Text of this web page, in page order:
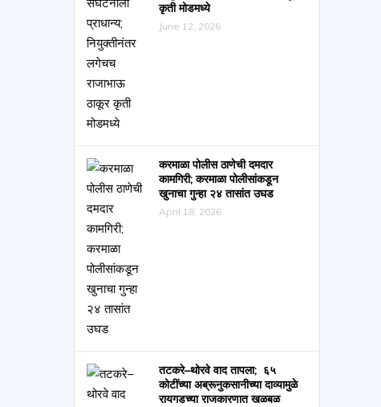
कृती मोडमध्ये
June 12, 2026
करमाळा पोलीस ठाणेची दमदार
कामगिरी; करमाळा पोलीसांकडून
खुनाचा गुन्हा २४ तासांत उघड
April 18, 2026
तटकरे–थोरवे वाद तापला; ६५
कोटींच्या अब्रूनुकसानीच्या दाव्यामुळे
रायगडच्या राजकारणात खळबळ